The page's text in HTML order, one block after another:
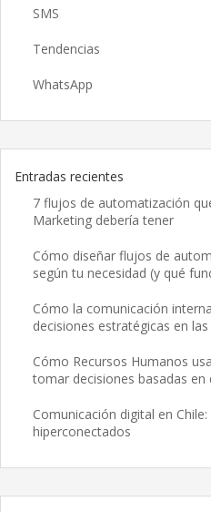
SMS
Tendencias
WhatsApp
Entradas recientes
7 flujos de automatización
Marketing debería tener
Cómo diseñar flujos de
según tu necesidad (y qué
Cómo la comunicación
decisiones estratégicas en
Cómo Recursos Humanos
tomar decisiones basadas en
Comunicación digital en
hiperconectados